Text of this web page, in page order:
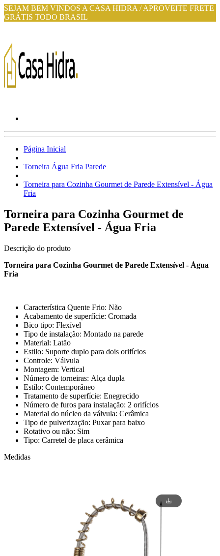
SEJAM BEM VINDOS A CASA HIDRA / APROVEITE FRETE
GRÁTIS TODO BRASIL
Página Inicial
Torneira Água Fria Parede
Torneira para Cozinha Gourmet de Parede Extensível - Água
Fria
Torneira para Cozinha Gourmet de
Parede Extensível - Água Fria
Descrição do produto
Torneira para Cozinha Gourmet de Parede Extensível - Água
Fria
Característica Quente Frio: Não
Acabamento de superfície: Cromada
Bico tipo: Flexível
Tipo de instalação: Montado na parede
Material: Latão
Estilo: Suporte duplo para dois orifícios
Controle: Válvula
Montagem: Vertical
Número de torneiras: Alça dupla
Estilo: Contemporâneo
Tratamento de superfície: Enegrecido
Número de furos para instalação: 2 orifícios
Material do núcleo da válvula: Cerâmica
Tipo de pulverização: Puxar para baixo
Rotativo ou não: Sim
Tipo: Carretel de placa cerâmica
Medidas